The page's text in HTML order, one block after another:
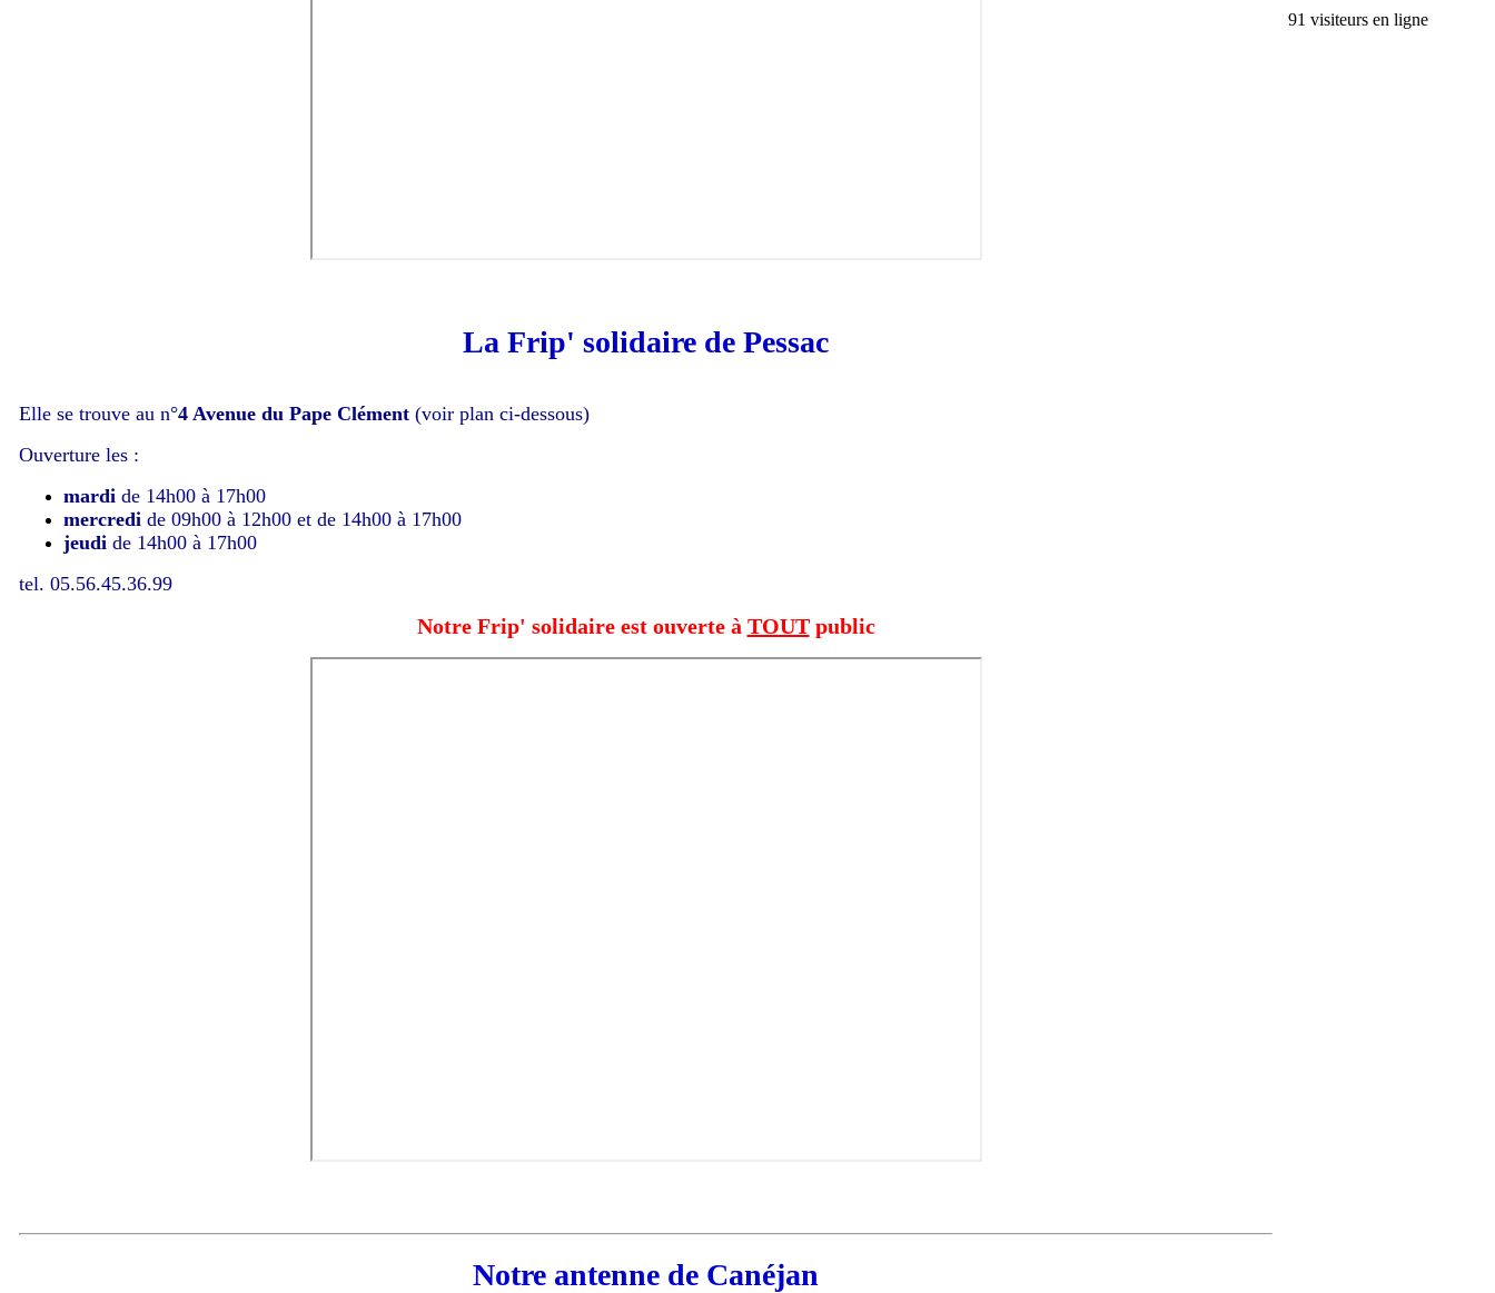
La Frip' solidaire de Pessac
Elle se trouve au n°4 Avenue du Pape Clément (voir plan ci-dessous)
Ouverture les :
mardi de 14h00 à 17h00
mercredi de 09h00 à 12h00 et de 14h00 à 17h00
jeudi de 14h00 à 17h00
tel. 05.56.45.36.99
Notre Frip' solidaire est ouverte à TOUTpublic
Notre antenne de Canéjan
91 visiteurs en ligne